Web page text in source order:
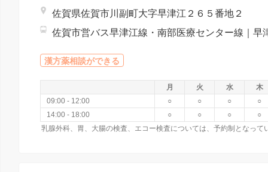
佐賀県佐賀市川副町大字早津江２６５番地２
漢方薬相談ができる
月 火 水
木
09:00 - 12:00
○ ○ ○
○
14:00 - 18:00
○ ○ ○ ○